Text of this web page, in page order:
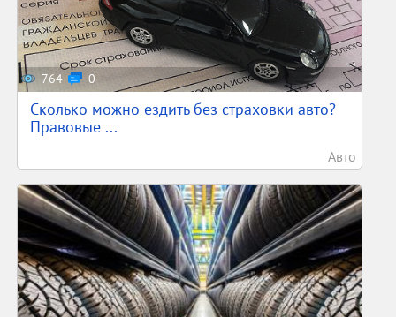
764 0
Сколько можно ездить без страховки авто?
Правовые ...
Авто